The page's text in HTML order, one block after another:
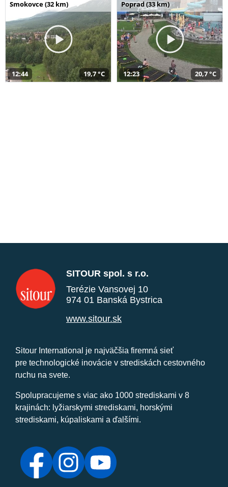
Smokovce (32 km)
12:44 19,7 °C
Poprad (33 km)
12:23 20,7 °C
SITOUR spol. s r.o.
Terézie Vansovej 10
974 01 Banská Bystrica
www.sitour.sk
Sitour International je najväčšia firemná sieť
pre technologické inovácie v strediskách cestovného
ruchu na svete.
Spolupracujeme s viac ako 1000 strediskami v 8
krajinách: lyžiarskymi strediskami, horskými
strediskami, kúpaliskami a ďalšími.